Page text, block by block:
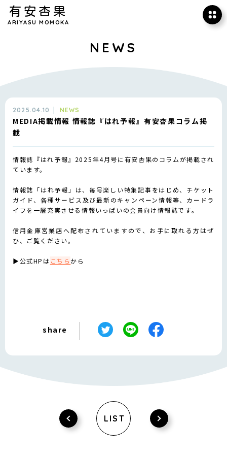
有安杏果
ARIYASU MOMOKA
NEWS
2025.04.10 NEWS
MEDIA掲載情報 情報誌『はれ予報』有安杏果コラム掲
載
情報誌『はれ予報』2025年4月号に有安杏果のコラムが掲載され
ています。
情報誌「はれ予報」は、毎号楽しい特集記事をはじめ、チケット
ガイド、各種サービス及び最新のキャンペーン情報等、カードラ
イフを一層充実させる情報いっぱいの会員向け情報誌です。
信用金庫営業店へ配布されていますので、お手に取れる方はぜ
ひ、ご覧ください。
▶公式HPは こちら から
share
LIST